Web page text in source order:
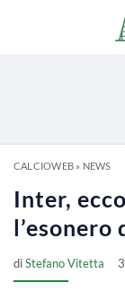
CALCIOWEB» NEWS
Inter,
diStefano Vitetta